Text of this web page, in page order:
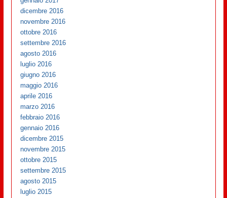
dicembre 2016
novembre 2016
ottobre 2016
settembre 2016
agosto 2016
luglio 2016
giugno 2016
maggio 2016
aprile 2016
marzo 2016
febbraio 2016
gennaio 2016
dicembre 2015
novembre 2015
ottobre 2015
settembre 2015
agosto 2015
luglio 2015